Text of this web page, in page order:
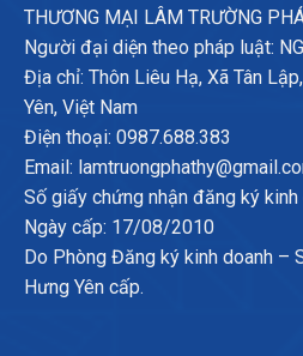
THƯƠNG MẠI LÂM TRƯỜNG
Người đại diện theo pháp luật:
Địa chỉ: Thôn Liêu Hạ, Xã Tân
Yên, Việt Nam
Điện thoại: 0987.688.383
Email:
Số giấy chứng nhận đăng ký
Ngày cấp: 17/08/2010
Do Phòng Đăng ký kinh doanh –
Hưng Yên cấp.